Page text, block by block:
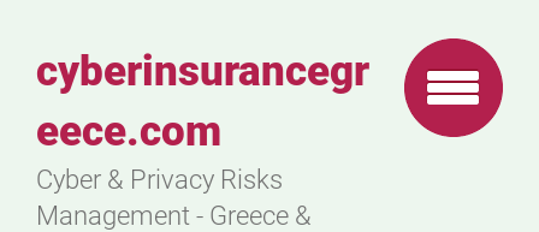
cyberinsurancegr
eece.com
Cyber & Privacy Risks
Management - Greece &